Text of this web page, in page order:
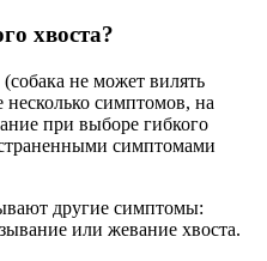
хвоста?
не может вилять
несколько симптомов, на
при выборе гибкого
симптомами
другие симптомы:
или жевание хвоста.